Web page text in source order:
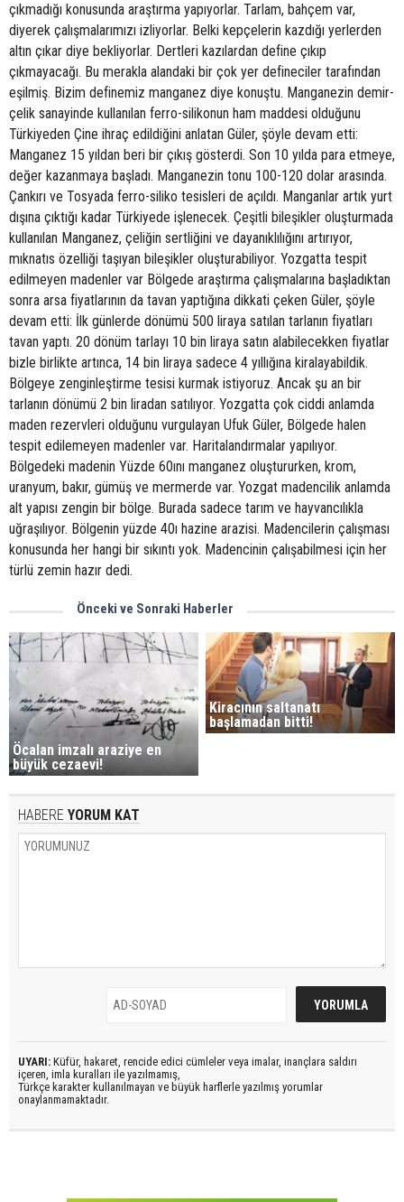
çıkmadığı konusunda araştırma yapıyorlar. Tarlam, bahçem var,
diyerek çalışmalarımızı izliyorlar. Belki kepçelerin kazdığı yerlerden
altın çıkar diye bekliyorlar. Dertleri kazılardan define çıkıp
çıkmayacağı. Bu merakla alandaki bir çok yer defineciler tarafından
eşilmiş. Bizim definemiz manganez diye konuştu. Manganezin demir-
çelik sanayinde kullanılan ferro-silikonun ham maddesi olduğunu
Türkiyeden Çine ihraç edildiğini anlatan Güler, şöyle devam etti:
Manganez 15 yıldan beri bir çıkış gösterdi. Son 10 yılda para etmeye,
değer kazanmaya başladı. Manganezin tonu 100-120 dolar arasında.
Çankırı ve Tosyada ferro-siliko tesisleri de açıldı. Manganlar artık yurt
dışına çıktığı kadar Türkiyede işlenecek. Çeşitli bileşikler oluşturmada
kullanılan Manganez, çeliğin sertliğini ve dayanıklılığını artırıyor,
mıknatıs özelliği taşıyan bileşikler oluşturabiliyor. Yozgatta tespit
edilmeyen madenler var Bölgede araştırma çalışmalarına başladıktan
sonra arsa fiyatlarının da tavan yaptığına dikkati çeken Güler, şöyle
devam etti: İlk günlerde dönümü 500 liraya satılan tarlanın fiyatları
tavan yaptı. 20 dönüm tarlayı 10 bin liraya satın alabilecekken fiyatlar
bizle birlikte artınca, 14 bin liraya sadece 4 yıllığına kiralayabildik.
Bölgeye zenginleştirme tesisi kurmak istiyoruz. Ancak şu an bir
tarlanın dönümü 2 bin liradan satılıyor. Yozgatta çok ciddi anlamda
maden rezervleri olduğunu vurgulayan Ufuk Güler, Bölgede halen
tespit edilemeyen madenler var. Haritalandırmalar yapılıyor.
Bölgedeki madenin Yüzde 60ını manganez oluştururken, krom,
uranyum, bakır, gümüş ve mermerde var. Yozgat madencilik anlamda
alt yapısı zengin bir bölge. Burada sadece tarım ve hayvancılıkla
uğraşılıyor. Bölgenin yüzde 40ı hazine arazisi. Madencilerin çalışması
konusunda her hangi bir sıkıntı yok. Madencinin çalışabilmesi için her
türlü zemin hazır dedi.
Önceki ve Sonraki Haberler
Öcalan imzalı araziye en
büyük cezaevi!
Kiracının saltanatı
başlamadan bitti!
HABERE YORUM KAT
UYARI: Küfür, hakaret, rencide edici cümleler veya imalar, inançlara saldırı
içeren, imla kuralları ile yazılmamış,
Türkçe karakter kullanılmayan ve büyük harflerle yazılmış yorumlar
onaylanmamaktadır.